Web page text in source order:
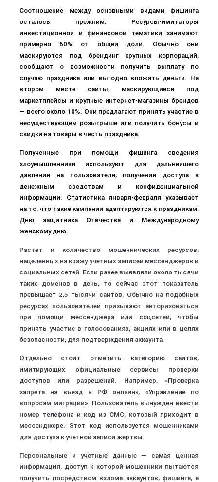
Соотношение между основными видами фишинга
осталось прежним. Ресурсы-имитаторы
инвестиционной и финансовой тематики занимают
примерно 60% от общей доли. Обычно они
маскируются под брендинг крупных корпораций,
сообщают о возможности получить выплату по
случаю праздника или выгодно вложить деньги. На
втором месте сайты, маскирующиеся под
маркетплейсы и крупные интернет-магазины брендов
— всего около 10%. Они предлагают принять участие в
несуществующем розыгрыше или получить бонусы и
скидки на товары в честь праздника.
Полученные при помощи фишинга сведения
злоумышленники используют для дальнейшего
давления на пользователя, получения доступа к
денежным средствам и конфиденциальной
информации. Статистика января-февраля указывает
на то, что такие кампании адаптируются к праздникам:
Дню защитника Отечества и Международному
женскому дню.
Растет и количество мошеннических ресурсов,
нацеленных на кражу учетных записей мессенджеров и
социальных сетей. Если ранее выявляли около тысячи
таких доменов в день, то сейчас этот показатель
превышает 2,5 тысячи сайтов. Обычно на подобных
ресурсах пользователей призывают авторизоваться
при помощи мессенджера или соцсетей, чтобы
принять участие в голосованиях, акциях или в целях
безопасности, для подтверждения аккаунта.
Отдельно стоит отметить категорию сайтов,
имитирующих официальные сервисы проверки
доступов или разрешений. Например, «Проверка
запрета на въезд в РФ онлайн», «Управление по
вопросам миграции». Пользователь вынужден ввести
номер телефона и код из СМС, который приходит в
мессенджере. Этот код используется мошенниками
для доступа к учетной записи жертвы.
Персональные и учетные данные — самая ценная
информация, доступ к которой мошенники пытаются
получить посредством взлома аккаунтов, фишинга, а